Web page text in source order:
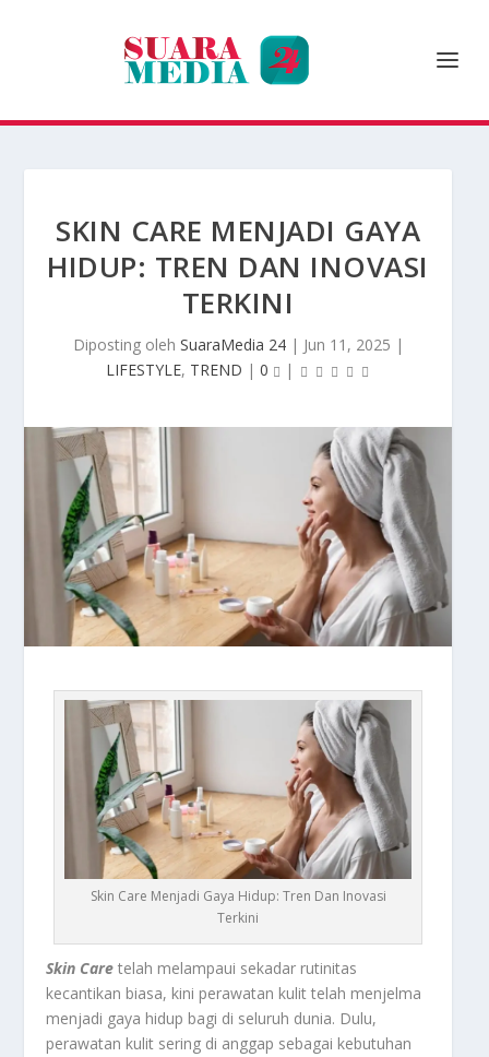
SKIN CARE MENJADI GAYA
HIDUP: TREN DAN INOVASI
TERKINI
Diposting oleh SuaraMedia 24| Jun 11, 2025 |
LIFESTYLE, TREND | 0 |
Skin Care Menjadi Gaya Hidup: Tren Dan Inovasi
Terkini
Skin Care telah melampaui sekadar rutinitas
kecantikan biasa, kini perawatan kulit telah menjelma
menjadi gaya hidup bagi di seluruh dunia. Dulu,
perawatan kulit sering di anggap sebagai kebutuhan